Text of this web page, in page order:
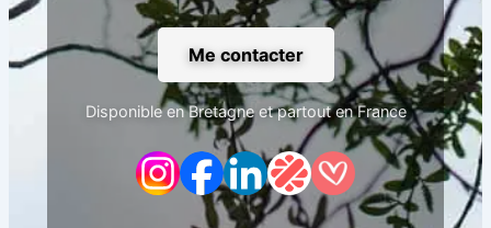
Me contacter
Disponible en Bretagne et partout en France